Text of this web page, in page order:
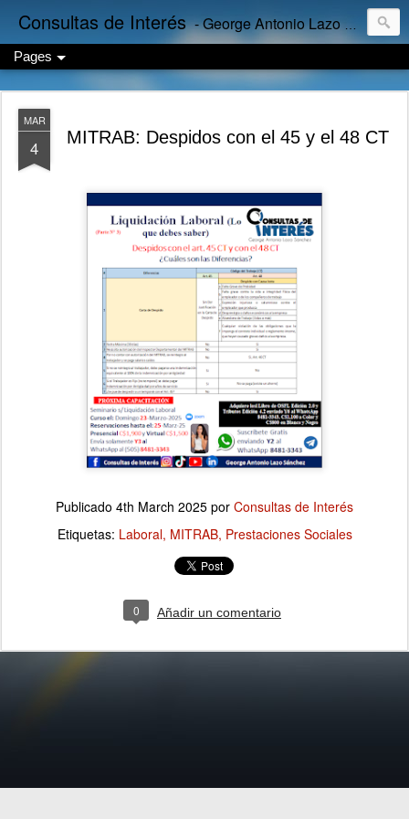
Consultas de Interés - George Antonio Lazo Sánchez
Pages
MAR
4 MITRAB: Despidos con el 45 y el 48 CT
Publicado 4th March 2025 por Consultas de Interés
Etiquetas: Laboral MITRAB Prestaciones Sociales
0 Añadir un comentario